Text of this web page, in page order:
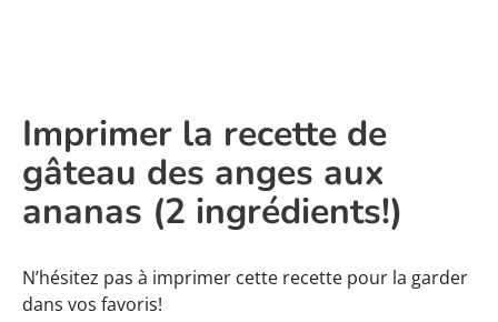
Imprimer la recette de
gâteau des anges aux
ananas (2 ingrédients!)
N’hésitez pas à imprimer cette recette pour la garder
dans vos favoris!